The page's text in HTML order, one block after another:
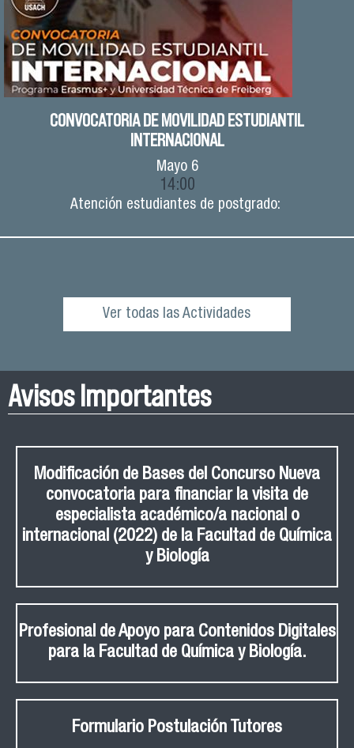
CONVOCATORIA DE MOVILIDAD ESTUDIANTIL
INTERNACIONAL
Mayo6
14:00
Atención estudiantes de postgrado:
Ver todas las Actividades
Avisos Importantes
Modificación de Bases del Concurso Nueva
convocatoria para financiar la visita de
especialista académico/a nacional o
internacional (2022) de la Facultad de Química
y Biología
Profesional de Apoyo para Contenidos Digitales
para la Facultad de Química y Biología.
Formulario Postulación Tutores